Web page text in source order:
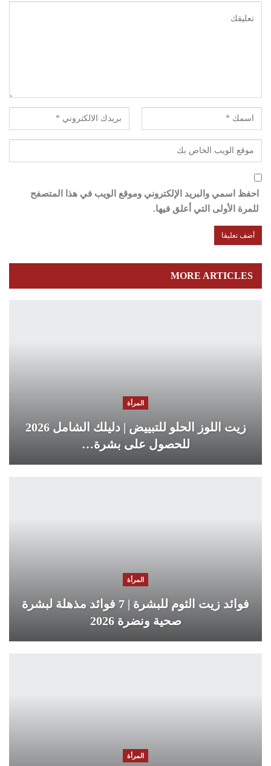
احفظ اسمي والبريد الإلكتروني وموقع الويب في هذا المتصفح
للمرة الأولى التي أعلق فيها.
MORE ARTICLES
المرأة
زيت اللوز الحلو للتبييض | دليلك الشامل 2026
للحصول على بشرة…
المرأة
فوائد زيت الثوم للبشرة | 7 فوائد مذهلة لبشرة
صحية ونضرة 2026
المرأة